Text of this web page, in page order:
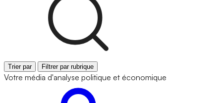
Trier par Filtrer par rubrique
Votre média d'analyse politique et économique